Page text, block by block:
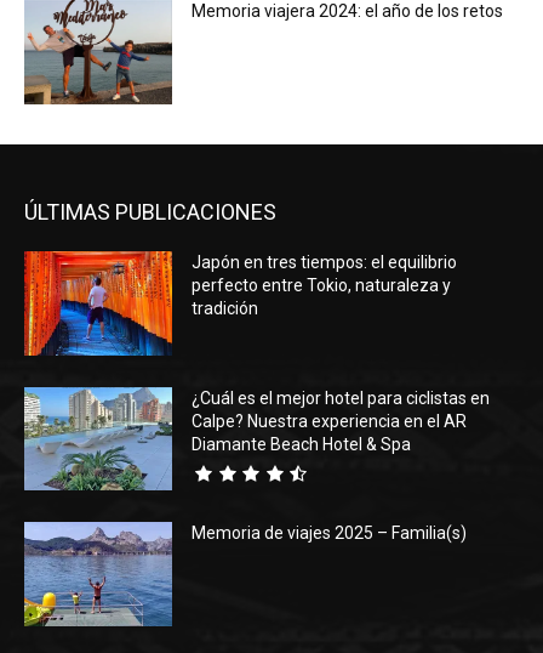
Memoria viajera 2024: el año de los retos
ÚLTIMAS PUBLICACIONES
Japón en tres tiempos: el equilibrio
perfecto entre Tokio, naturaleza y
tradición
¿Cuál es el mejor hotel para ciclistas en
Calpe? Nuestra experiencia en el AR
Diamante Beach Hotel & Spa
Memoria de viajes 2025 – Familia(s)